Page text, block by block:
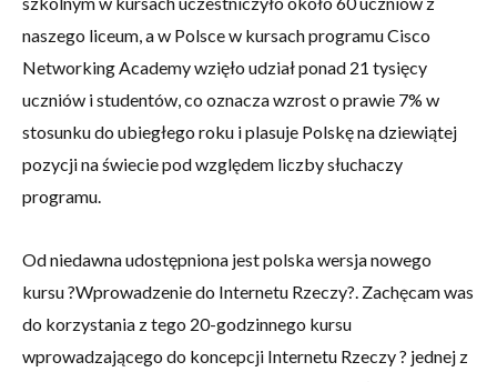
naszego liceum, a w Polsce w kursach programu Cisco
Networking Academy wzięło udział ponad 21 tysięcy
uczniów i studentów, co oznacza wzrost o prawie 7% w
stosunku do ubiegłego roku i plasuje Polskę na dziewiątej
pozycji na świecie pod względem liczby słuchaczy
programu.
Od niedawna udostępniona jest polska wersja nowego
kursu ?Wprowadzenie do Internetu Rzeczy?. Zachęcam was
do korzystania z tego 20-godzinnego kursu
wprowadzającego do koncepcji Internetu Rzeczy ? jednej z